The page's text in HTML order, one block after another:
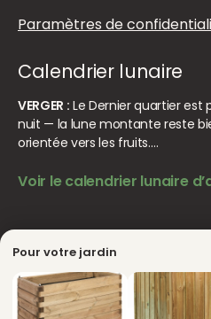
Pour votre jardin
Paramètres de
Calendrier lunaire
VERGER : Le Dernier quartier est
nuit — la lune montante reste
orientée vers les fruits.…
Voir le calendrier lunaire